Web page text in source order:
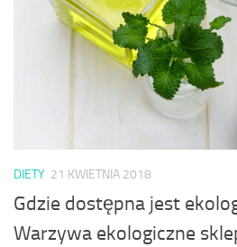
DIETY 21 KWIETNIA 2018
Gdzie dostępna jest
Warzywa ekologiczne